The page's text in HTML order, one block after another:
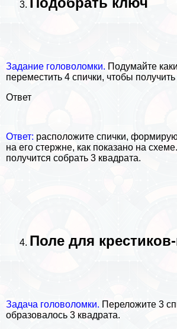
Задание головоломки. Подумайте
переместить 4 спички, чтобы
Ответ
Ответ: расположите спички,
на его стержне, как показано на
получится собрать 3 квадрата.
Поле для
Задача головоломки. Переложите 3
образовалось 3 квадрата.